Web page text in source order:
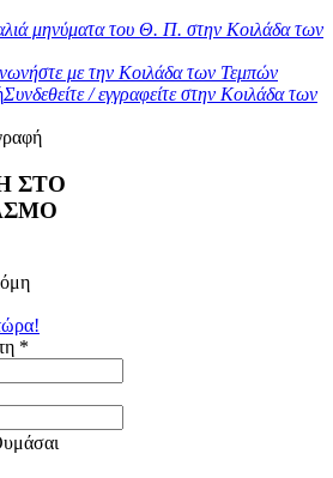
μηνύματα του Θ. Π. στην Κοιλάδα των
με την Κοιλάδα των Τεμπών
Συνδεθείτε / εγγραφείτε στην Κοιλάδα των
ΣΤΟ
*